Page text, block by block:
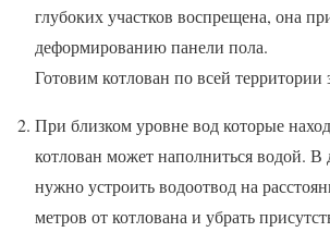
глубоких участков воспрещена, она
деформированию панели пола.
Готовим котлован по всей территории
При близком уровне вод которые
котлован может наполниться водой. В
нужно устроить водоотвод на
метров от котлована и убрать